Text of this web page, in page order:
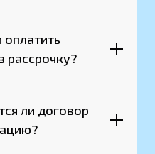
рассрочку?
ли договор